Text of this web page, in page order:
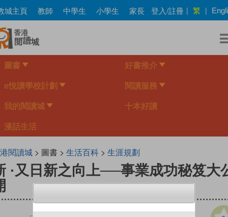
Skip
to
main
content
城主頁 教師 中學生 小學生 家長 登入/註冊 | 繁 |
圖書 好書推介
e悅讀學校計劃 閱讀服務
我的閱讀城 十本好讀
漫話生活
閱讀城> 圖書 > 生活百科> 生涯規劃
·又日新之向上──事業成功秘笈大